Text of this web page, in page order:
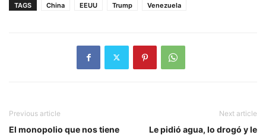
TAGS China EEUU Trump Venezuela
Previous article
El monopolio que nos tiene
Next article
Le pidió agua, lo drogó y le